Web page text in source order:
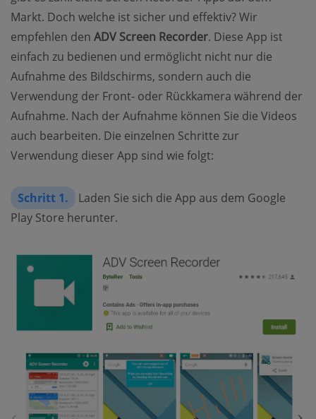
Markt. Doch welche ist sicher und effektiv? Wir
empfehlen den ADV Screen Recorder. Diese App ist
einfach zu bedienen und ermöglicht nicht nur die
Aufnahme des Bildschirms, sondern auch die
Verwendung der Front- oder Rückkamera während der
Aufnahme. Nach der Aufnahme können Sie die Videos
auch bearbeiten. Die einzelnen Schritte zur
Verwendung dieser App sind wie folgt:
Schritt 1.
Laden Sie sich die App aus dem Google
Play Store herunter.